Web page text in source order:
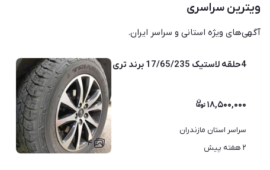
ویترین سراسری
آگهی‌های ویژه استانی و سراسر ایران.
۴
4حلقه لاستیک 17/65/235 برند تری انگل(تخفیفی)
۱۸,۵۰۰,۰۰۰
سراسر استان مازندران
۲ هفته پیش